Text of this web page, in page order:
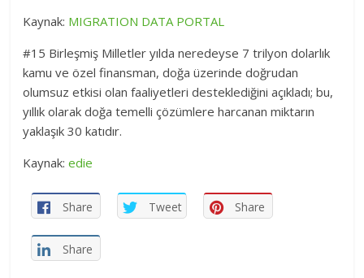
Kaynak: MIGRATION DATA PORTAL
#15 Birleşmiş Milletler yılda neredeyse 7 trilyon dolarlık
kamu ve özel finansman, doğa üzerinde doğrudan
olumsuz etkisi olan faaliyetleri desteklediğini açıkladı; bu,
yıllık olarak doğa temelli çözümlere harcanan miktarın
yaklaşık 30 katıdır.
Kaynak:edie
Share Tweet Share
Share